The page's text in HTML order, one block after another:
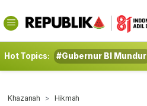
Hot Topics: #Gubernur BI Mundur
Khazanah Hikmah